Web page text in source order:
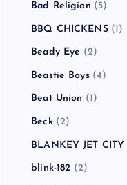
Bad Religion (5)
BBQ CHICKENS(1)
Beady Eye (2)
Beastie Boys(4)
Beat Union (1)
Beck(2)
BLANKEY JET CITY
blink-182 (2)